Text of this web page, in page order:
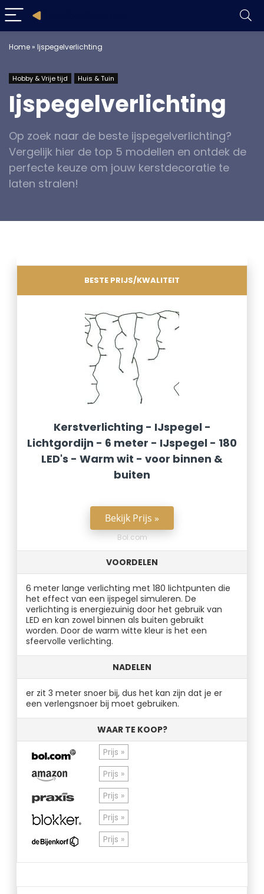
Home» Ijspegelverlichting
Hobby & Vrije tijd Huis & Tuin
Ijspegelverlichting
Op zoek naar de beste ijspegelverlichting?
Vergelijk hier de top 5 modellen en ontdek de
perfecte keuze om jouw kerstdecoratie te
laten stralen!
BESTE PRIJS/KWALITEIT
Kerstverlichting - IJspegel -
Lichtgordijn - 6 meter - IJspegel - 180
LED's - Warm wit - voor binnen &
buiten
Bekijk Prijs »
Bol.com
VOORDELEN
6 meter lange verlichting met 180 lichtpunten die
het effect van een ijspegel simuleren. De
verlichting is energiezuinig door het gebruik van
LED en kan zowel binnen als buiten gebruikt
worden. Door de warm witte kleur is het een
sfeervolle verlichting.
NADELEN
er zit 3 meter snoer bij, dus het kan zijn dat je er
een verlengsnoer bij moet gebruiken.
WAAR TE KOOP?
Prijs »
Prijs »
Prijs »
Prijs »
Prijs »